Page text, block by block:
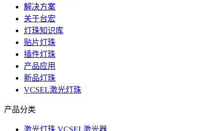
解决方案
关于台宏
灯珠知识库
贴片灯珠
插件灯珠
产品应用
新品灯珠
VCSEL激光灯珠
产品分类